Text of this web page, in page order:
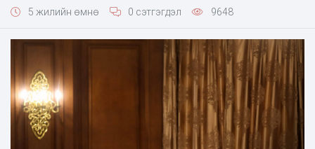
тэтгэврийн зээлтэй ахмадуудын зээлийг бүрмөсөн тэглэх,
2021 оны тавдугаар сарын 21-нээс мөн
5 жилийн өмнө 0 сэтгэгдэл 9648